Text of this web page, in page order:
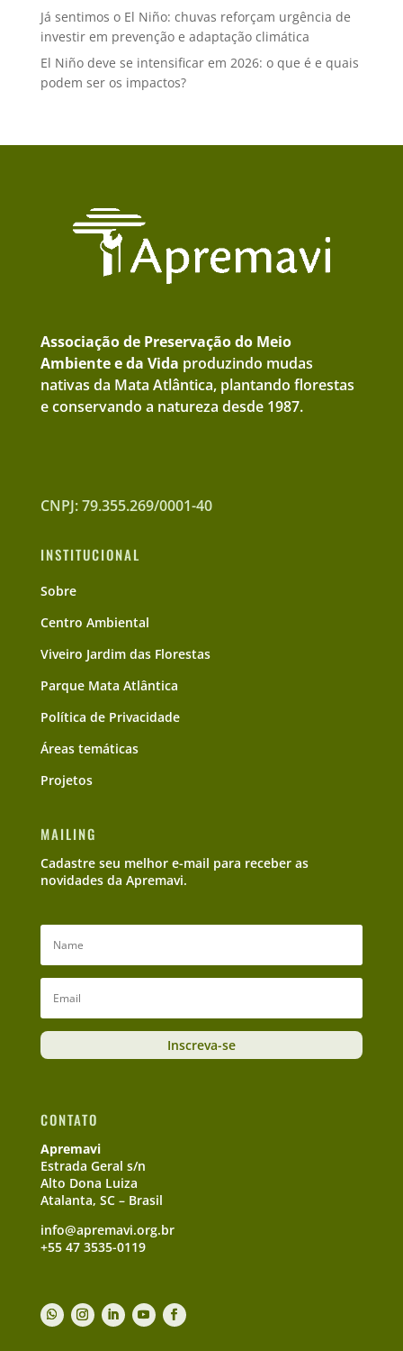
Já sentimos o El Niño: chuvas reforçam urgência de
investir em prevenção e adaptação climática
El Niño deve se intensificar em 2026: o que é e quais
podem ser os impactos?
Associação de Preservação do Meio
Ambiente e da Vida produzindo mudas
nativas da Mata Atlântica, plantando florestas
e conservando a natureza desde 1987.
CNPJ: 79.355.269/0001-40
INSTITUCIONAL
Sobre
Centro Ambiental
Viveiro Jardim das Florestas
Parque Mata Atlântica
Política de Privacidade
Áreas temáticas
Projetos
MAILING
Cadastre seu melhor e-mail para receber as
novidades da Apremavi.
Inscreva-se
CONTATO
Apremavi
Estrada Geral s/n
Alto Dona Luiza
Atalanta, SC – Brasil
info@apremavi.org.br
+55 47 3535-0119